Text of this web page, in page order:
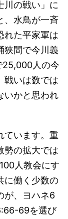
川の戦い」に
、水鳥が一斉
れた平家軍は
狭間で今川義
25,000人の今
戦いは数では
いかと思われ
ています。重
勢の拡大では
人教会にす
に働く少数の
が、ヨハネ6
69を選び